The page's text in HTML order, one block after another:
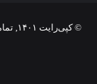
© کپی‌رایت ۱۴۰۱, تمامی حقوق وب سایت متعلق به کاشمر سلام می باشد |